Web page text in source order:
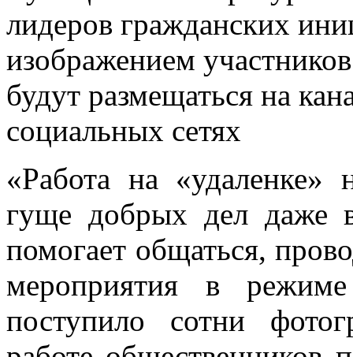
лидеров гражданских
изображением
будут размещаться на
социальных сетях
«Работа на
гуще добрых дел даже
помогает общаться,
мероприятия в
поступило сотни